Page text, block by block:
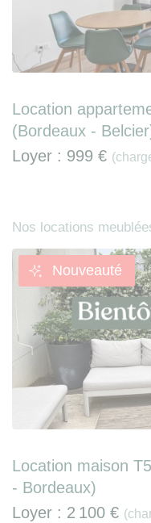
Location
(Bordeaux -
Loyer : 999 €
Nos locations
Nouveauté
Location maison
- Bordeaux)
Loyer : 2 100 €